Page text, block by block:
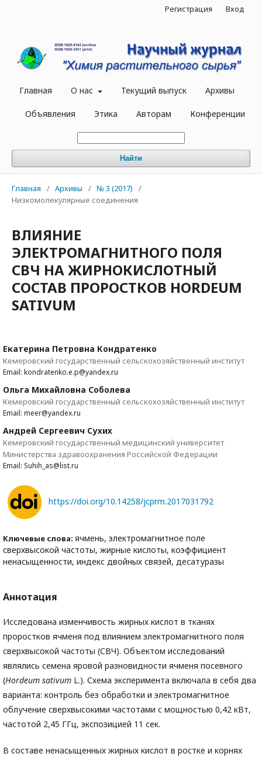
Главная О нас Текущий выпуск Архивы
Объявления Этика Авторам Конференции
Найти
Регистрация Вход
Главная / Архивы / № 3 (2017)
/
Низкомолекулярные соединения
ВЛИЯНИЕ
ЭЛЕКТРОМАГНИТНОГО ПОЛЯ
СВЧ НА ЖИРНОКИСЛОТНЫЙ
СОСТАВ ПРОРОСТКОВ HORDEUM
SATIVUM
Екатерина Петровна Кондратенко
Кемеровский государственный сельскохозяйственный институт
Email: kondratenko.e.p@yandex.ru
Ольга Михайловна Соболева
Кемеровский государственный сельскохозяйственный институт
Email: meer@yandex.ru
Андрей Сергеевич Сухих
Кемеровский государственный медицинский университет
Министерства здравоохранения Российской Федерации
Email: Suhih_as@list.ru
https://doi.org/10.14258/jcprm.2017031792
Ключевые слова: ячмень, электромагнитное поле
сверхвысокой частоты, жирные кислоты, коэффициент
ненасыщенности, индекс двойных связей, десатуразы
Аннотация
Исследована изменчивость жирных кислот в тканях
проростков ячменя под влиянием электромагнитного поля
сверхвысокой частоты (СВЧ). Объектом исследований
являлись семена яровой разновидности ячменя посевного
(Hordeum sativum L.). Схема эксперимента включала в себя два
варианта: контроль без обработки и электромагнитное
облучение сверхвысокими частотами с мощностью 0,42 кВт,
частотой 2,45 ГГц, экспозицией 11 сек.
В составе ненасыщенных жирных кислот в ростке и корнях